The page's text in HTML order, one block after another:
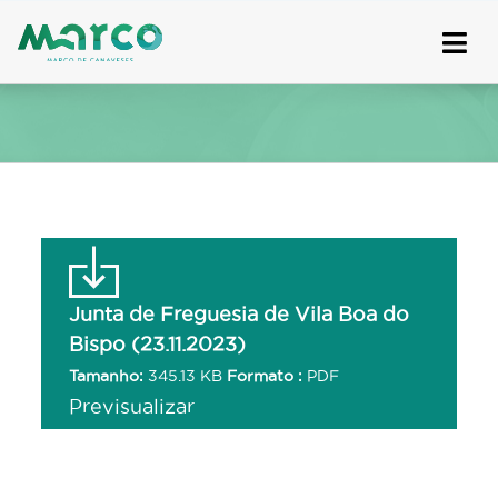
to
Junta de Freguesia de Vila Boa do
Bispo (23.11.2023)
Tamanho: 345.13 KB Formato : PDF
Previsualizar